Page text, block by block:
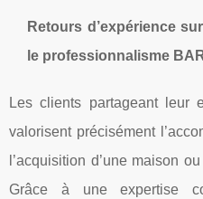
Retours d’expérience
le professionnalisme
Les clients partageant leur
valorisent précisément
l’acquisition d’une maison
Grâce à une expertise